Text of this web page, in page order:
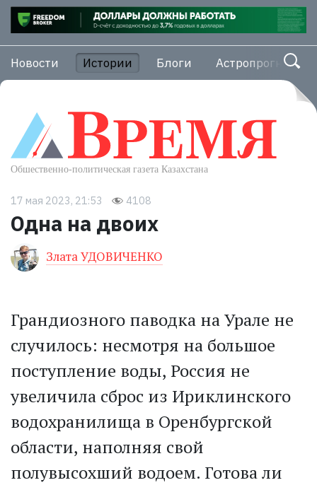
Новости Истории Блоги Астропрогноз
17 мая 2023, 21:53 4108
Одна на двоих
Злата УДОВИЧЕНКО
Грандиозного паводка на Урале не
случилось: несмотря на большое
поступление воды, Россия не
увеличила сброс из Ириклинского
водохранилища в Оренбургской
области, наполняя свой
полувысохший водоем. Готова ли